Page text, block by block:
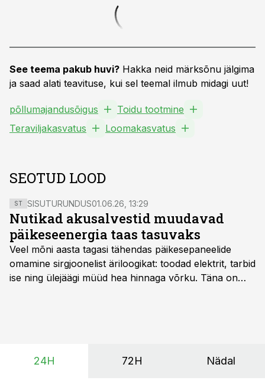
See teema pakub huvi? Hakka neid märksõnu jälgima
ja saad alati teavituse, kui sel teemal ilmub midagi uut!
põllumajandusõigus
Toidu tootmine
Teraviljakasvatus
Loomakasvatus
SEOTUD LOOD
ST SISUTURUNDUS01.06.26, 13:29
Nutikad akusalvestid muudavad
päikeseenergia taas tasuvaks
Veel mõni aasta tagasi tähendas päikesepaneelide
omamine sirgjoonelist äriloogikat: toodad elektrit, tarbid
ise ning ülejäägi müüd hea hinnaga võrku. Täna on
põllumajandusettevõtete jaoks üheks olulisemaks
24H 72H Nädal